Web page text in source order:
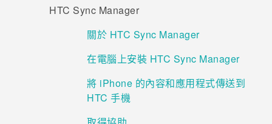
HTC Sync Manager
關於 HTC Sync Manager
在電腦上安裝 HTC Sync Manager
將 iPhone 的內容和應用程式傳送到
HTC 手機